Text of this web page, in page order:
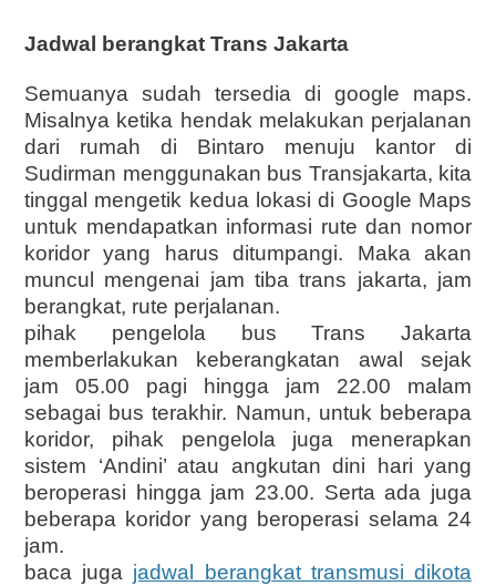
Jadwal berangkat Trans Jakarta
Semuanya sudah tersedia di google maps.
Misalnya ketika hendak melakukan perjalanan
dari rumah di Bintaro menuju kantor di
Sudirman menggunakan bus Transjakarta, kita
tinggal mengetik kedua lokasi di Google Maps
untuk mendapatkan informasi rute dan nomor
koridor yang harus ditumpangi. Maka akan
muncul mengenai jam tiba trans jakarta, jam
berangkat, rute perjalanan.
pihak pengelola bus Trans Jakarta
memberlakukan keberangkatan awal sejak
jam 05.00 pagi hingga jam 22.00 malam
sebagai bus terakhir. Namun, untuk beberapa
koridor, pihak pengelola juga menerapkan
sistem ‘Andini’ atau angkutan dini hari yang
beroperasi hingga jam 23.00. Serta ada juga
beberapa koridor yang beroperasi selama 24
jam.
baca juga jadwal berangkat transmusi dikota